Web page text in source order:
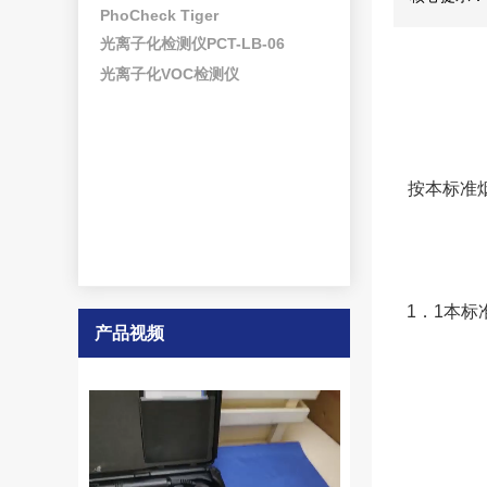
PhoCheck Tiger
光离子化检测仪PCT-LB-06
光离子化VOC检测仪
产品视频
按本标准
1．1本标